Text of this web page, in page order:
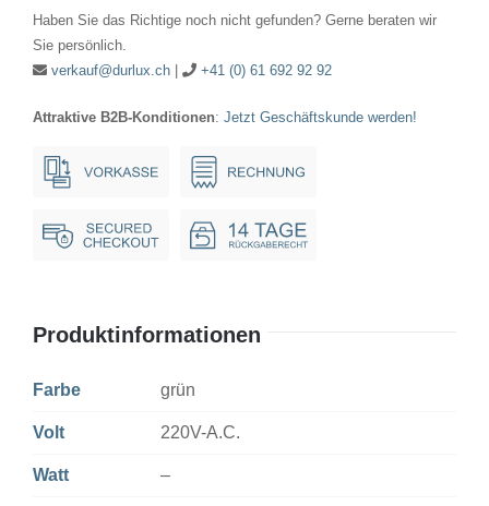
Ba9s
Menge
Haben Sie das Richtige noch nicht gefunden? Gerne beraten wir
Sie persönlich.
verkauf@durlux.ch| +41 (0) 61 692 92 92
Attraktive B2B-Konditionen: Jetzt Geschäftskunde werden!
Produktinformationen
Farbe grün
Volt 220V-A.C.
Watt –